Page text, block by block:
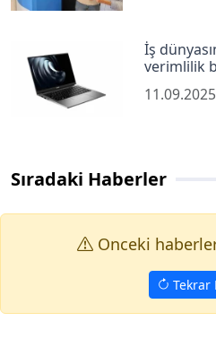
İş
verimlilik
Sıradaki Haberler
Onceki
Tekrar